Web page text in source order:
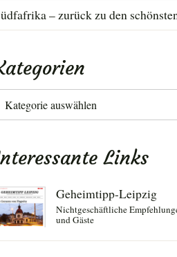
– zurück zu den
Kategorien
Links
Geheimtipp-Leipzig
Nichtgeschäftliche
und Gäste